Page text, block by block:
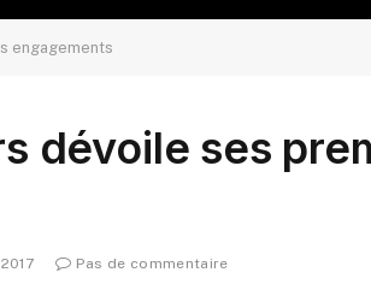
engagements
dévoile ses
Pas de commentaire